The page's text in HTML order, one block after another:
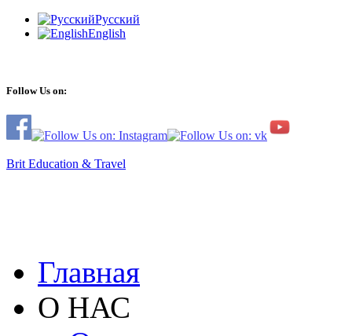
Русский
English
Follow Us on:
Brit Education & Travel
Главная
О НАС